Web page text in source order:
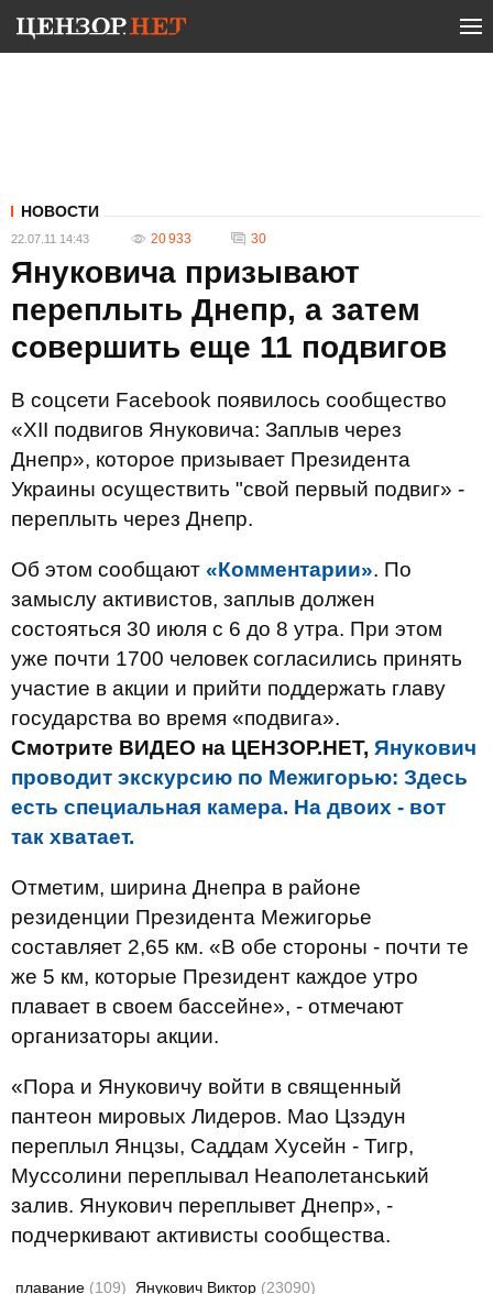
НОВОСТИ
22.07.11 14:43 20 933 30
Януковича призывают
переплыть Днепр, а затем
совершить еще 11 подвигов
В соцсети Facebook появилось сообщество
«XII подвигов Януковича: Заплыв через
Днепр», которое призывает Президента
Украины осуществить "свой первый подвиг» -
переплыть через Днепр.
Об этом сообщают «Комментарии». По
замыслу активистов, заплыв должен
состояться 30 июля с 6 до 8 утра. При этом
уже почти 1700 человек согласились принять
участие в акции и прийти поддержать главу
государства во время «подвига».
Смотрите ВИДЕО на ЦЕНЗОР.НЕТ, Янукович
проводит экскурсию по Межигорью: Здесь
есть специальная камера. На двоих - вот
так хватает.
Отметим, ширина Днепра в районе
резиденции Президента Межигорье
составляет 2,65 км. «В обе стороны - почти те
же 5 км, которые Президент каждое утро
плавает в своем бассейне», - отмечают
организаторы акции.
«Пора и Януковичу войти в священный
пантеон мировых Лидеров. Мао Цзэдун
переплыл Янцзы, Саддам Хусейн - Тигр,
Муссолини переплывал Неаполетанський
залив. Янукович переплывет Днепр», -
подчеркивают активисты сообщества.
плавание (109) Янукович Виктор (23090)